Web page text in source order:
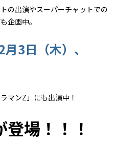
の出演やスーパーチャットでの
企画中。
3日（木）、
マンZ」にも出演中！
場！！！